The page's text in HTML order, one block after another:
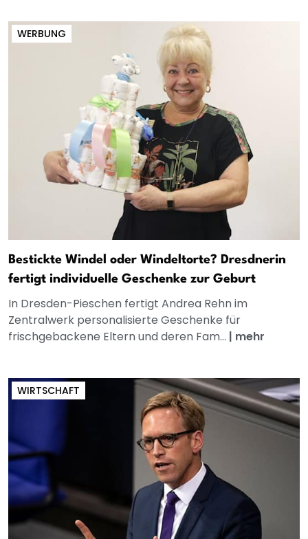
WERBUNG
Bestickte Windel oder Windeltorte? Dresdnerin
fertigt individuelle Geschenke zur Geburt
In Dresden-Pieschen fertigt Andrea Rehn im
Zentralwerk personalisierte Geschenke für
frischgebackene Eltern und deren Fam... | mehr
WIRTSCHAFT